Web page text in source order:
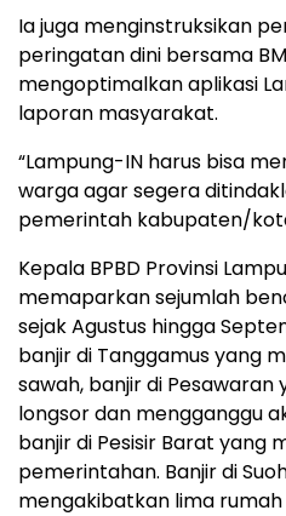
Ia juga menginstruksikan
peringatan dini bersama
mengoptimalkan aplikasi
laporan masyarakat.
“Lampung-IN harus bisa
warga agar segera
pemerintah kabupaten/
Kepala BPBD Provinsi
memaparkan sejumlah
sejak Agustus hingga
banjir di Tanggamus yang
sawah, banjir di
longsor dan mengganggu
banjir di Pesisir Barat yang
pemerintahan. Banjir di
mengakibatkan lima rumah